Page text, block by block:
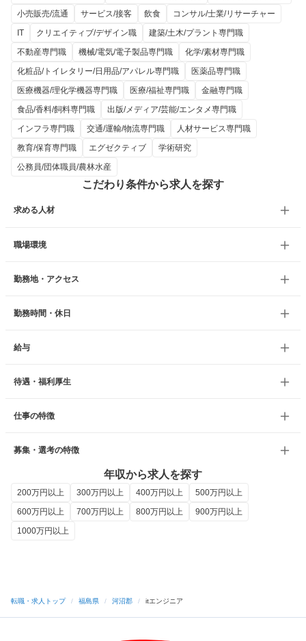
小売販売/流通
サービス/接客 飲食
コンサル/士業/リサーチャー
IT
クリエイティブ/デザイン職
建築/土木/プラント専門職
不動産専門職
機械/電気/電子製品専門職
化学/素材専門職
化粧品/トイレタリー/日用品/アパレル専門職
医薬品専門職
医療機器/理化学機器専門職
医療/福祉専門職
金融専門職
食品/香料/飼料専門職
出版/メディア/芸能/エンタメ専門職
インフラ専門職
交通/運輸/物流専門職
人材サービス専門職
教育/保育専門職
エグゼクティブ
学術研究
公務員/団体職員/農林水産
こだわり条件から求人を探す
求める人材
職場環境
勤務地・アクセス
勤務時間・休日
給与
待遇・福利厚生
仕事の特徴
募集・選考の特徴
年収から求人を探す
200万円以上 300万円以上 400万円以上
500万円以上
600万円以上
700万円以上 800万円以上
900万円以上
1000万円以上
転職・求人トップ / 福島県 / 河沼郡 / itエンジニア